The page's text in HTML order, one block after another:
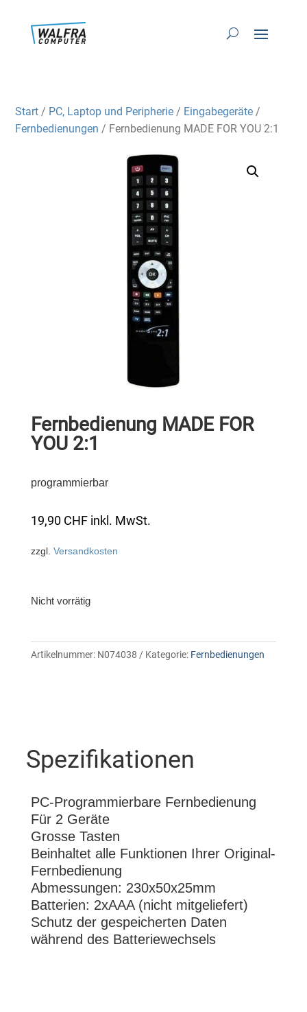
Start / PC, Laptop und Peripherie / Eingabegeräte /
Fernbedienungen / Fernbedienung MADE FOR YOU 2:1
Fernbedienung MADE FOR
YOU 2:1
programmierbar
19,90 CHF inkl. MwSt.
zzgl. Versandkosten
Nicht vorrätig
Artikelnummer: N074038 Kategorie: Fernbedienungen
Spezifikationen
PC-Programmierbare Fernbedienung
Für 2 Geräte
Grosse Tasten
Beinhaltet alle Funktionen Ihrer Original-
Fernbedienung
Abmessungen: 230x50x25mm
Batterien: 2xAAA (nicht mitgeliefert)
Schutz der gespeicherten Daten
während des Batteriewechsels